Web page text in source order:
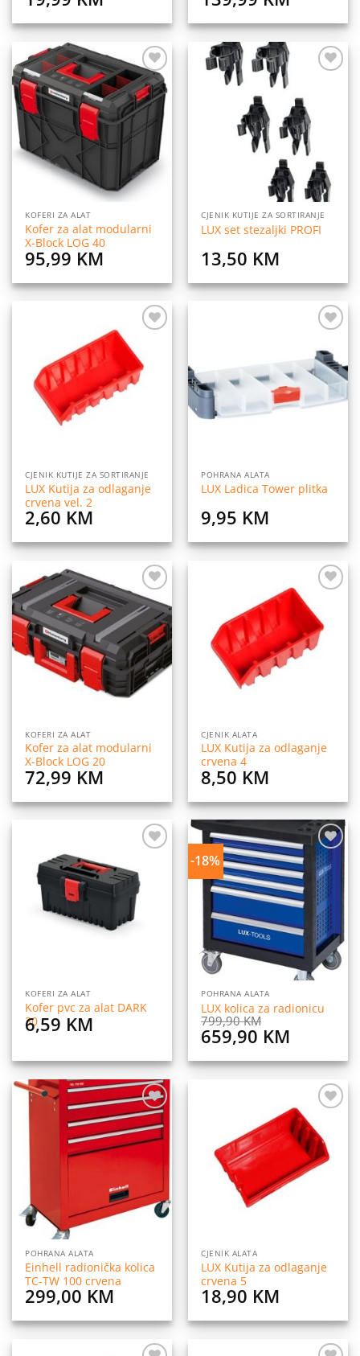
Dodaj
na
listu
KOFERI ZA ALAT
Kofer za alat modularni
X-Block LOG 40
95,99 KM
CJENIK KUTIJE ZA SORTIRANJE
LUX set stezaljki PROFI
13,50 KM
listu
želja
CJENIK KUTIJE ZA SORTIRANJE
LUX Kutija za odlaganje
crvena vel. 2
2,60 KM
na
listu
želja
POHRANA ALATA
LUX Ladica Tower plitka
9,95 KM
Dodaj
na
listu
želja
KOFERI ZA ALAT
Kofer za alat modularni
X-Block LOG 20
72,99 KM
listu
želja
CJENIK ALATA
LUX Kutija za odlaganje
crvena 4
8,50 KM
KOFERI ZA ALAT
Kofer pvc za alat DARK
30
6,59 KM
-18%
Dodaj
na
listu
želja
POHRANA ALATA
LUX kolica za radionicu
799,90KM
Original
price
was:
659,90 KM
is:
659,90
Dodaj
na
listu
POHRANA ALATA
Einhell radionička kolica
TC-TW 100 crvena
299,00 KM
listu
želja
CJENIK ALATA
LUX Kutija za odlaganje
crvena 5
18,90 KM